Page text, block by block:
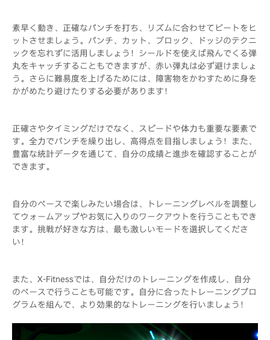
素早く動き、正確なパンチを打ち、リズムに合わせてビートをヒ
ットさせましょう。パンチ、カット、ブロック、ドッジのテクニ
ックを忘れずに活用しましょう！シールドを使えば飛んでくる弾
丸をキャッチすることもできますが、赤い弾丸は必ず避けましょ
う。さらに難易度を上げるためには、障害物をかわすために身を
かがめたり避けたりする必要があります！
正確さやタイミングだけでなく、スピードや体力も重要な要素で
す。全力でパンチを繰り出し、高得点を目指しましょう！また、
豊富な統計データを通じて、自分の成績と進歩を確認することが
できます。
自分のペースで楽しみたい場合は、トレーニングレベルを調整し
てウォームアップやお気に入りのワークアウトを行うこともでき
ます。挑戦が好きな方は、最も激しいモードを選択してくださ
い！
また、X-Fitnessでは、自分だけのトレーニングを作成し、自分
のペースで行うことも可能です。自分に合ったトレーニングプロ
グラムを組んで、より効果的なトレーニングを行いましょう！